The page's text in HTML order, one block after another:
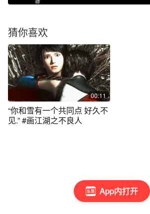
App内打开
猜你喜欢
00:11
“你和雪有一个共同点 好久不
见.” #画江湖之不良人